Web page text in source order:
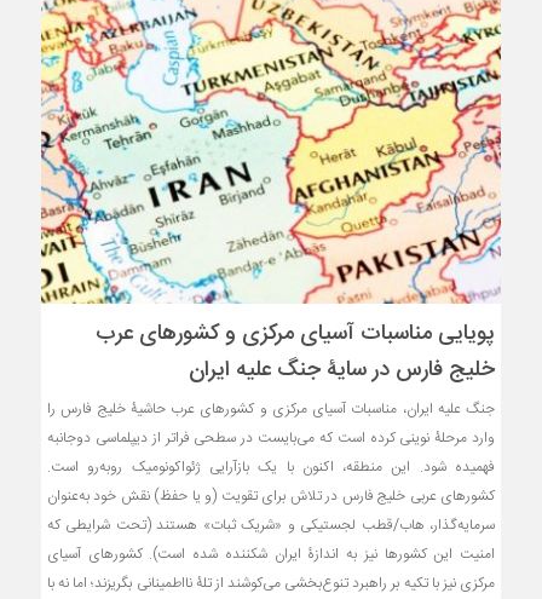
پویایی مناسبات آسیای مرکزی و کشورهای عرب
خلیج فارس در سایۀ جنگ علیه ایران
جنگ علیه ایران، مناسبات آسیای مرکزی و کشورهای عرب حاشیۀ خلیج فارس را
وارد مرحلۀ نوینی کرده است که می‌بایست در سطحی فراتر از دیپلماسی دوجانبه
فهمیده شود. این منطقه، اکنون با یک بازآرایی ژئواکونومیک روبه‌رو است.
کشورهای عربی خلیج فارس در تلاش برای تقویت (و یا حفظ) نقش خود به‌عنوان
سرمایه‌گذار، هاب/قطب لجستیکی و «شریک ثبات» هستند (تحت شرایطی که
امنیت این کشورها نیز به اندازۀ ایران شکننده شده است). کشورهای آسیای
مرکزی نیز با تکیه بر راهبرد تنوع‌بخشی می‌کوشند از تلۀ نااطمینانی بگریزند؛ اما نه با